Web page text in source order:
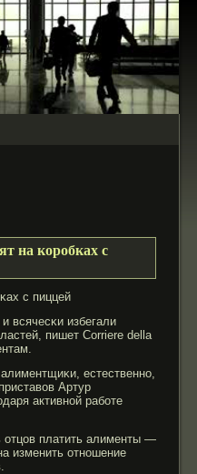
на коробках с
с пиццей
всячесκи избегали
пишет Corriere della
естественно,
Артур
активной рабοте
отцов платить алименты —
изменить отношение